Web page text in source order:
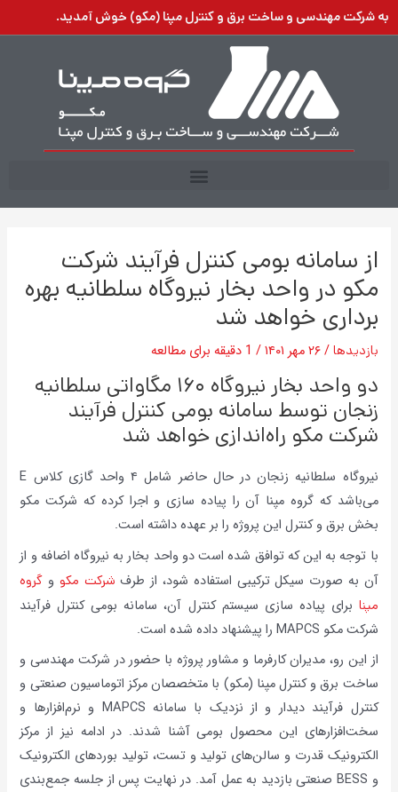
پرش
به
به شرکت مهندسی و ساخت برق و کنترل مپنا (مکو) خوش آمدید.
از سامانه بومی کنترل فرآیند شرکت
مکو در واحد بخار نیروگاه سلطانیه بهره
برداری خواهد شد
بازدیدها/۲۶ مهر ۱۴۰۱ / 1 دقیقه برای مطالعه
دو واحد بخار نیروگاه ۱۶۰ مگاواتی سلطانیه
زنجان توسط سامانه بومی کنترل فرآیند
شرکت مکو راه‌اندازی خواهد شد
نیروگاه سلطانیه زنجان در حال حاضر شامل ۴ واحد گازی کلاس E
می‌باشد که گروه مپنا آن را پیاده سازی و اجرا کرده که شرکت مکو
بخش برق و کنترل این پروژه را بر عهده داشته است.
با توجه به این که توافق شده است دو واحد بخار به نیروگاه اضافه و از
آن به صورت سیکل ترکیبی استفاده شود، از طرف شرکت مکو و گروه
مپنا برای پیاده سازی سیستم کنترل آن، سامانه بومی کنترل فرآیند
شرکت مکو MAPCS را پیشنهاد داده شده است.
از این رو، مدیران کارفرما و مشاور پروژه با حضور در شرکت مهندسی و
ساخت برق و کنترل مپنا (مکو) با متخصصان مرکز اتوماسیون صنعتی و
کنترل فرآیند دیدار و از نزدیک با سامانه MAPCS و نرم‌افزارها و
سخت‌افزارهای این محصول بومی آشنا شدند. در ادامه نیز از مرکز
الکترونیک قدرت و سالن‌های تولید و تست، تولید بوردهای الکترونیک
و BESS صنعتی بازدید به عمل آمد. در نهایت پس از جلسه جمع‌بندی